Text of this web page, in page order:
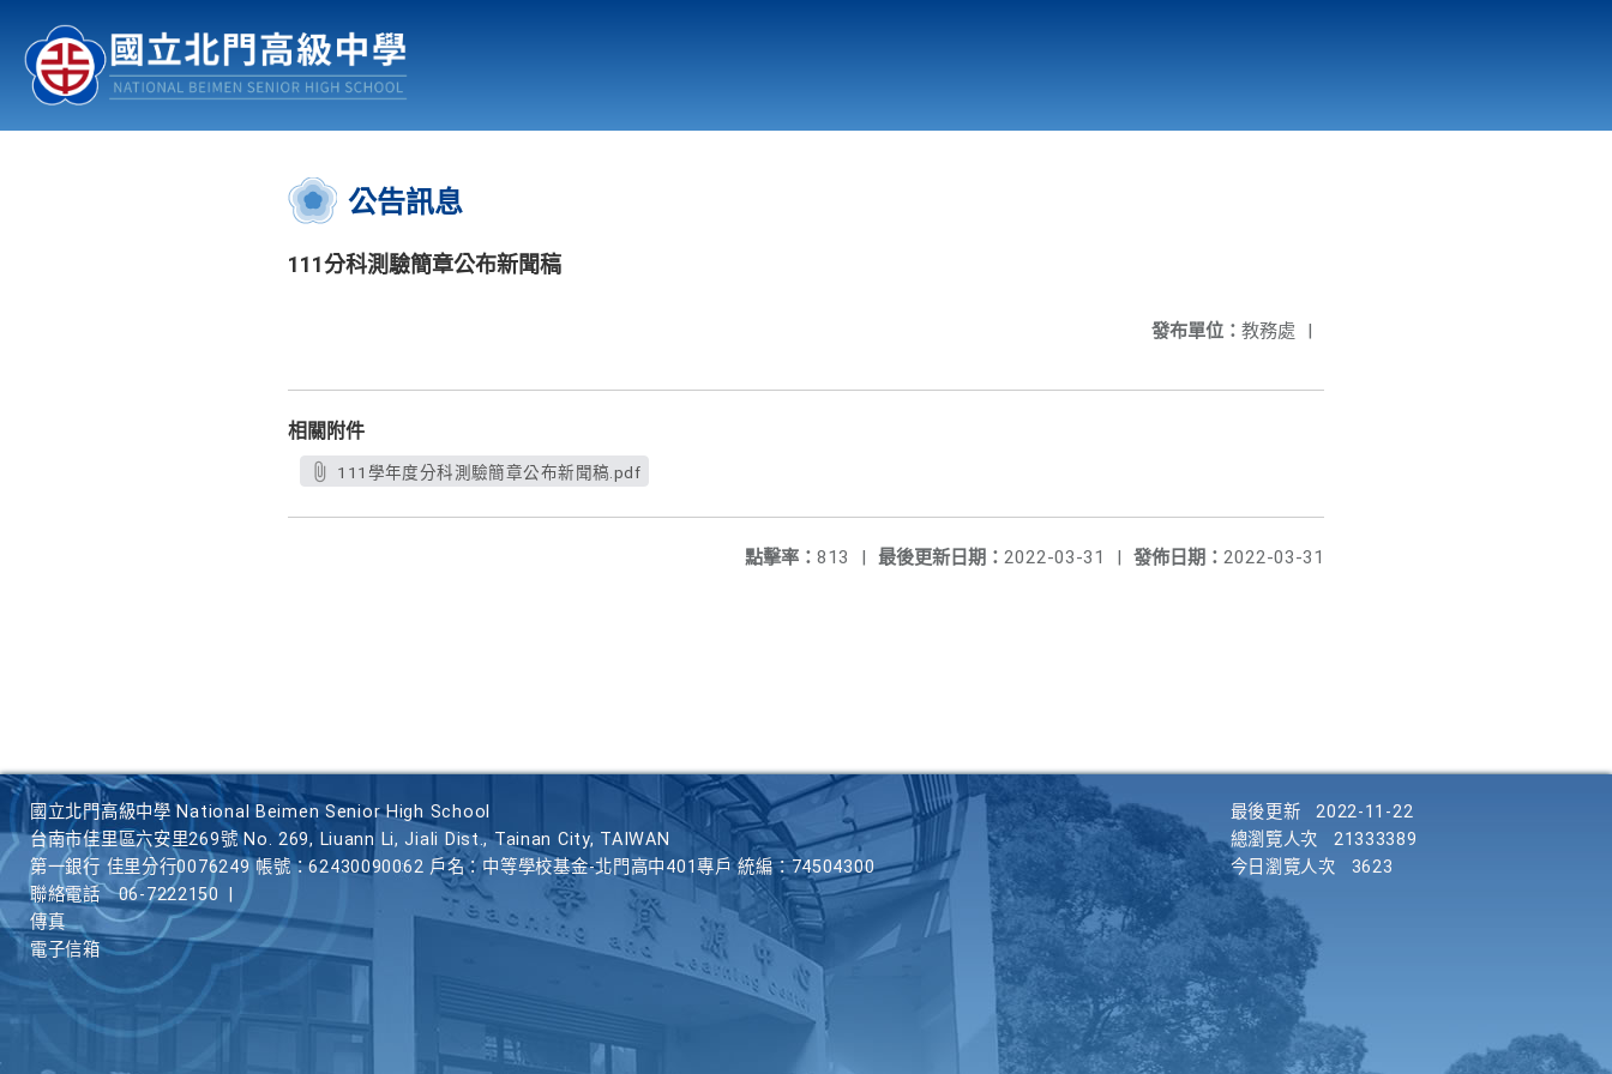
認識北中 行事曆
:::
公告訊息
111分科測驗簡章公布新聞稿
發布單位： 教務處 |
相關附件
111學年度分科測驗簡章公布新聞稿.pdf
發佈日期： 2022-03-31
最後更新日期： 2022-03-31 |
點擊率： 813 |
國立北門高級中學 National Beimen Senior High School
台南市佳里區六安里269號 No. 269, Liuann Li, Jiali Dist., Tainan City, TAIWAN
第一銀行 佳里分行0076249 帳號：62430090062 戶名：中等學校基金-北門高中401專戶 統編：74504300
聯絡電話
06-7222150
傳真
電子信箱
最後更新
2022-11-22
總瀏覽人次
21333389
今日瀏覽人次
3623